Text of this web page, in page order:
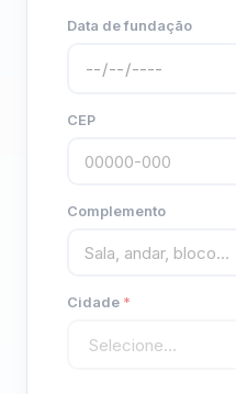
Data de fundação
CEP
Complemento
Cidade *